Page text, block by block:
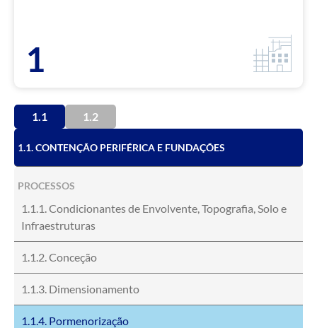
1
1.1 1.2
1.1. CONTENÇÃO PERIFÉRICA E FUNDAÇÕES
PROCESSOS
1.1.1. Condicionantes de Envolvente, Topografia, Solo e
Infraestruturas
1.1.2. Conceção
1.1.3. Dimensionamento
1.1.4. Pormenorização